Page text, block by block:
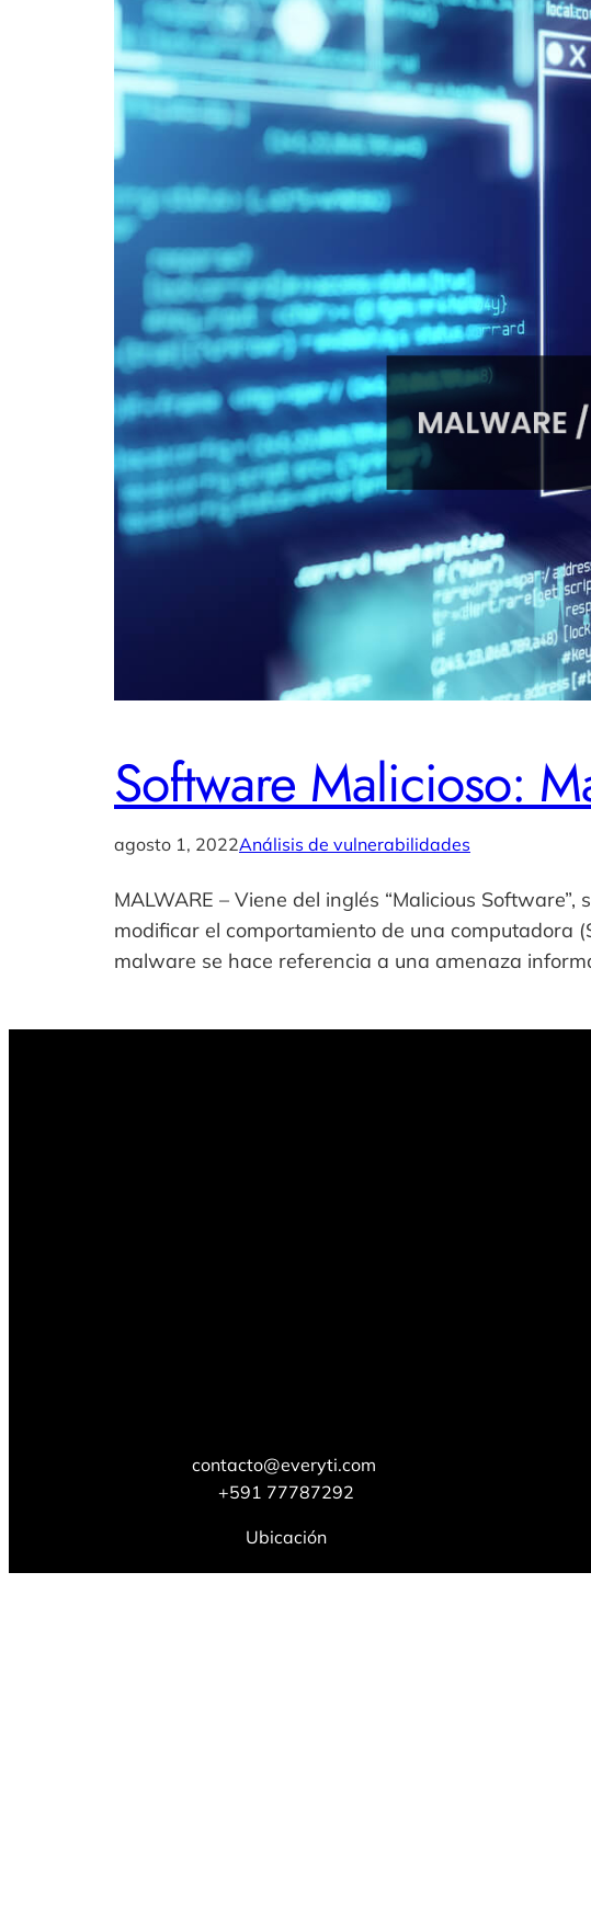
Software Malicioso:
agosto 1, 2022Análisis de vulnerabilidades
MALWARE – Viene del inglés “Malicious
modificar el comportamiento de una computadora
malware se hace referencia a una amenaza
contacto@everyti.com
+591 77787292
Ubicación